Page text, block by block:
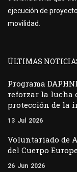
ejecución de
movilidad.
ÚLTIMAS
Programa
reforzar la lucha
protección de la
13 Jul 2026
Voluntariado de
del Cuerpo
26 Jun 2026